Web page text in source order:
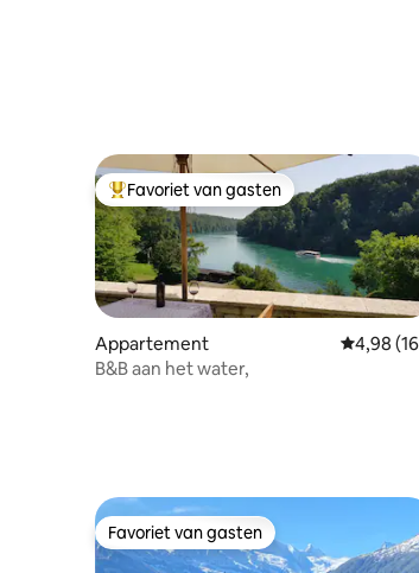
Topfavoriet van gasten
Favoriet van gasten
Appartement
4,98
B&B aan het water,
Favoriet van gasten
Favoriet van gasten